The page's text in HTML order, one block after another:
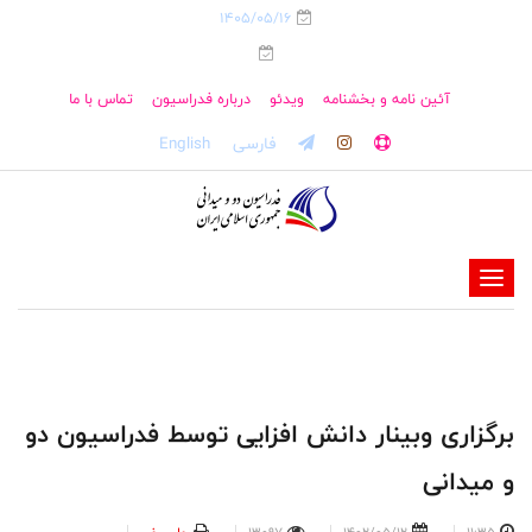
1405/05/16
آئین نامه و بخشنامه ویدئو درباره فدراسیون تماس با ما
فارسی English
-
-
-
-
برگزاری وبینار دانش افزایی توسط فدراسیون دو
و میدانی